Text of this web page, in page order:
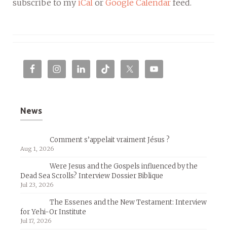
subscribe to my iCal or Google Calendar feed.
News
Comment s’appelait vraiment Jésus ?
Aug 1, 2026
Were Jesus and the Gospels influenced by the
Dead Sea Scrolls? Interview Dossier Biblique
Jul 23, 2026
The Essenes and the New Testament: Interview
for Yehi-Or Institute
Jul 17, 2026